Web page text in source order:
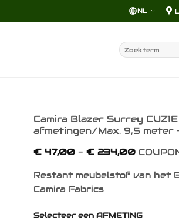
NL
Zoeken
naar:
Camira Blazer Surrey
afmetingen/Max. 9,5 meter
€47,00 - €234,00
€
Restant meubelstof van het
Camira Fabrics
Selecteer een AFMETING